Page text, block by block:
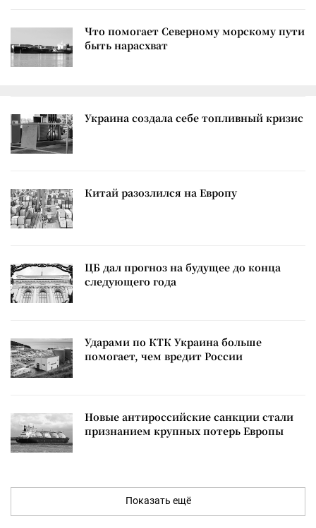
Что помогает Северному морскому пути
быть нарасхват
Украина создала себе топливный кризис
Китай разозлился на Европу
ЦБ дал прогноз на будущее до конца
следующего года
Ударами по КТК Украина больше
помогает, чем вредит России
Новые антироссийские санкции стали
признанием крупных потерь Европы
Показать ещё